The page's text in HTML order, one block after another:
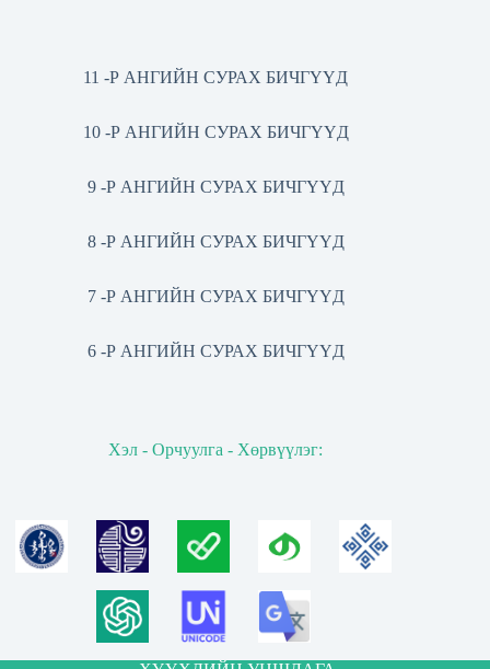
11 -Р АНГИЙН СУРАХ БИЧГҮҮД
10 -Р АНГИЙН СУРАХ БИЧГҮҮД
9 -Р АНГИЙН СУРАХ БИЧГҮҮД
8 -Р АНГИЙН СУРАХ БИЧГҮҮД
7 -Р АНГИЙН СУРАХ БИЧГҮҮД
6 -Р АНГИЙН СУРАХ БИЧГҮҮД
Хэл - Орчуулга - Хөрвүүлэг: